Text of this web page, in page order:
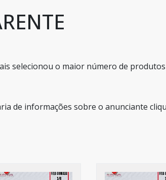
selecionou o maior número de produtos
de informações sobre o anunciante